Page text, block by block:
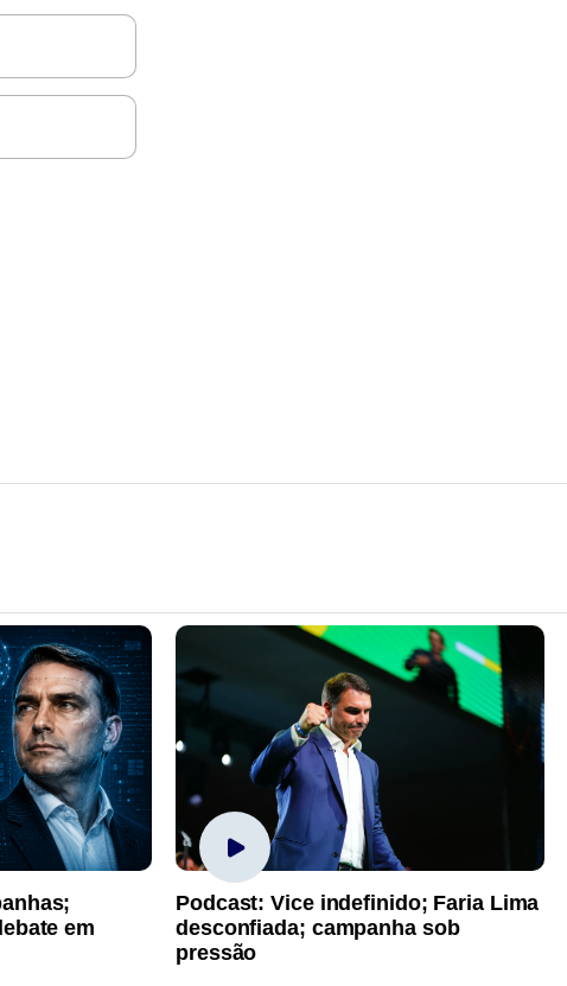
em
Podcast: Vice indefinido; Faria Lima
desconfiada; campanha sob
pressão